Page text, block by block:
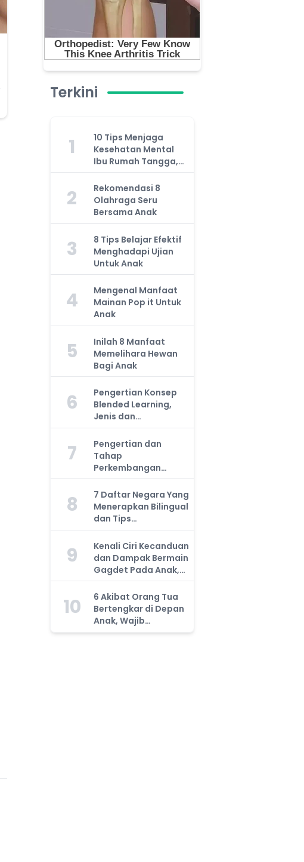
Terkini
1
10 Tips Menjaga
Kesehatan Mental
Ibu Rumah Tangga,
Jangan Anggap
Remeh!
2
Rekomendasi 8
Olahraga Seru
Bersama Anak
3
8 Tips Belajar Efektif
Menghadapi Ujian
Untuk Anak
4
Mengenal Manfaat
Mainan Pop it Untuk
Anak
5
Inilah 8 Manfaat
Memelihara Hewan
Bagi Anak
6
Pengertian Konsep
Blended Learning,
Jenis dan
Manfaatnya, Anda
Harus Tahu!
7
Pengertian dan
Tahap
Perkembangan
Kemampuan Kognitif
Anak, Bunda Wajib
Tahu!
8
7 Daftar Negara Yang
Menerapkan Bilingual
dan Tips
Mengajarkan Pada
Anak
9
Kenali Ciri Kecanduan
dan Dampak Bermain
Gagdet Pada Anak,
Orang Tua Wajib
Tahu!
10
6 Akibat Orang Tua
Bertengkar di Depan
Anak, Wajib
Waspada!